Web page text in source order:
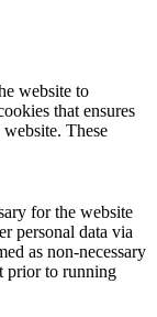
website to
that ensures
These
for the website
personal data via
as non-necessary
prior to running